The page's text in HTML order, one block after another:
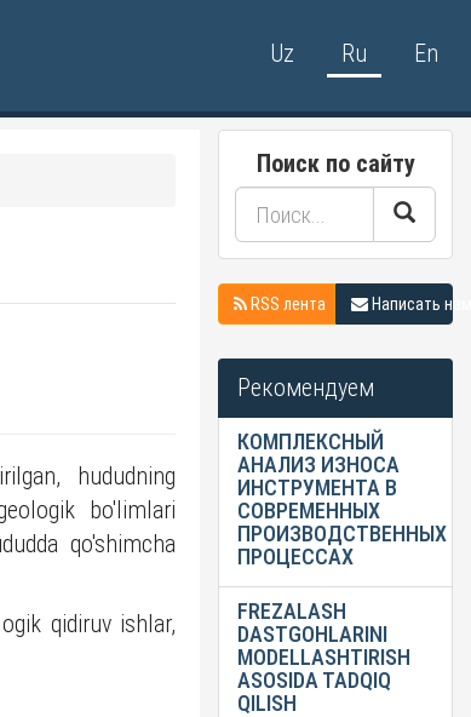
Uz Ru En
hududning
bo'limlari
qo'shimcha
qidiruv ishlar,
Поиск по сайту
RSS лента Написать нам
Рекомендуем
КОМПЛЕКСНЫЙ
АНАЛИЗ ИЗНОСА
ИНСТРУМЕНТА В
СОВРЕМЕННЫХ
ПРОИЗВОДСТВЕННЫХ
ПРОЦЕССАХ
FREZALASH
DASTGOHLARINI
MODELLASHTIRISH
ASOSIDA TADQIQ
QILISH